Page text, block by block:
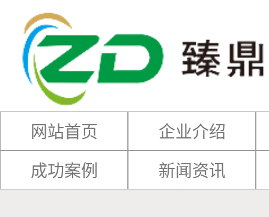
网站首页 企业介绍
成功案例 新闻资讯